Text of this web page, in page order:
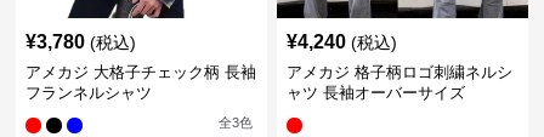
¥3,780 (税込)
アメカジ 大格子チェック柄 長袖
フランネルシャツ
全3色
¥4,240 (税込)
アメカジ 格子柄ロゴ刺繍ネルシ
ャツ 長袖オーバーサイズ